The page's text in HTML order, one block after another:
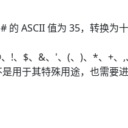
的 ASCII 值为 35，转换为
!、$、&、'、(、)、*、+、
用于其特殊用途，也需要